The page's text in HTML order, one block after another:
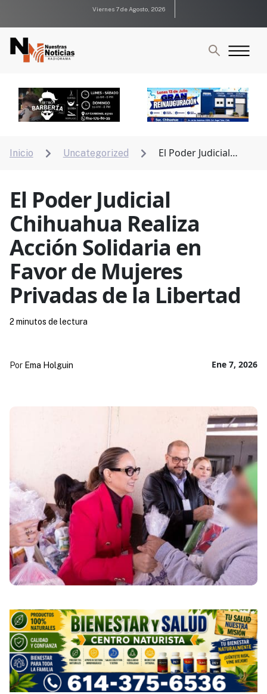
Viernes 7 de Agosto, 2026
Inicio  Uncategorized 
El Poder Judicial
El Poder Judicial
Chihuahua Realiza
Acción Solidaria en
Favor de Mujeres
Privadas de la Libertad
Ene 7, 2026
Por Ema Holguin
2 minutos de lectura